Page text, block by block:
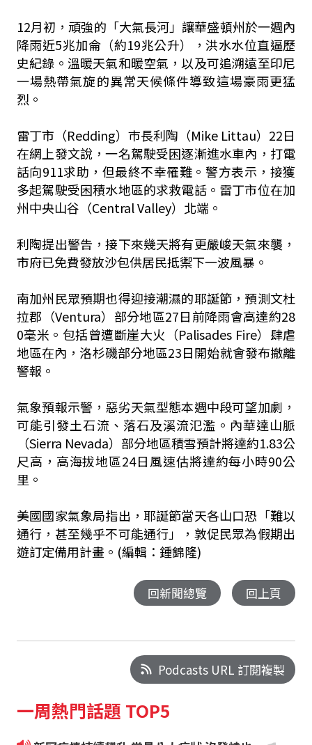
12月初，頑強的「大氣長河」讓華盛頓州於一週內
降雨近5兆加侖（約19兆公升），洪水水位直逼歷
史紀錄。溫暖天氣和暖空氣，以及可追溯遠至印尼
一場熱帶氣旋的異常天候條件導致這場豪雨更猛
烈。
雷丁市（Redding）巿長利陶（Mike Littau）22日
在網上發文說，一名駕駛受困逐漸進水車內，打電
話向911求助，但最終不幸罹難。警方表示，接獲
多起駕駛受困積水地區的求救電話。雷丁市位在加
州中央山谷（Central Valley）北端。
利陶提出警告，接下來幾天將有更嚴峻天氣來襲，
市府已免費發放沙包供居民抵禦下一波風暴。
南加州民眾預期也得迎接潮濕的耶誕節，預測文杜
拉郡（Ventura）部分地區27日前降雨會高達約28
0毫米。包括曾遭斷崖大火（Palisades Fire）肆虐
地區在內，洛杉磯部分地區23日開始就會發布撤離
警報。
氣象預報示警，惡劣天氣型態本週中段可望加劇，
可能引發土石流、落石及溪流氾濫。內華達山脈
（Sierra Nevada）部分地區積雪預計將達約1.83公
尺高，高海拔地區24日風速估將達約每小時90公
里。
美國國家氣象局指出，耶誕節當天各山口恐「難以
通行，甚至幾乎不可能通行」，敦促民眾為假期出
遊訂定備用計畫。(編輯：鍾錦隆)
回新聞總覽 回上頁
Podcasts URL 訂閱複製
一周熱門話題 TOP5